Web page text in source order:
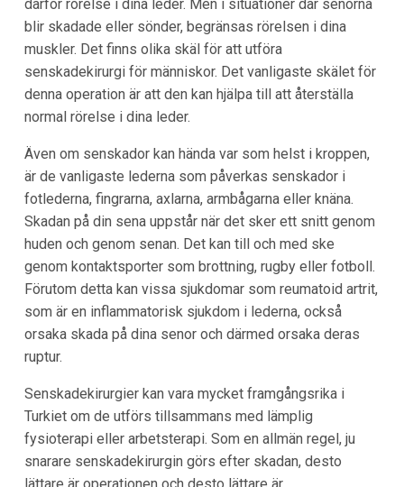
därför rörelse i dina leder. Men i situationer där senorna
blir skadade eller sönder, begränsas rörelsen i dina
muskler. Det finns olika skäl för att utföra
senskadekirurgi för människor. Det vanligaste skälet för
denna operation är att den kan hjälpa till att återställa
normal rörelse i dina leder.
Även om senskador kan hända var som helst i kroppen,
är de vanligaste lederna som påverkas senskador i
fotlederna, fingrarna, axlarna, armbågarna eller knäna.
Skadan på din sena uppstår när det sker ett snitt genom
huden och genom senan. Det kan till och med ske
genom kontaktsporter som brottning, rugby eller fotboll.
Förutom detta kan vissa sjukdomar som reumatoid artrit,
som är en inflammatorisk sjukdom i lederna, också
orsaka skada på dina senor och därmed orsaka deras
ruptur.
Senskadekirurgier kan vara mycket framgångsrika i
Turkietom de utförs tillsammans med lämplig
fysioterapi eller arbetsterapi. Som en allmän regel, ju
snarare senskadekirurgin görs efter skadan, desto